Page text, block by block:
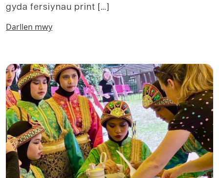
gyda fersiynau print […]
Darllen mwy